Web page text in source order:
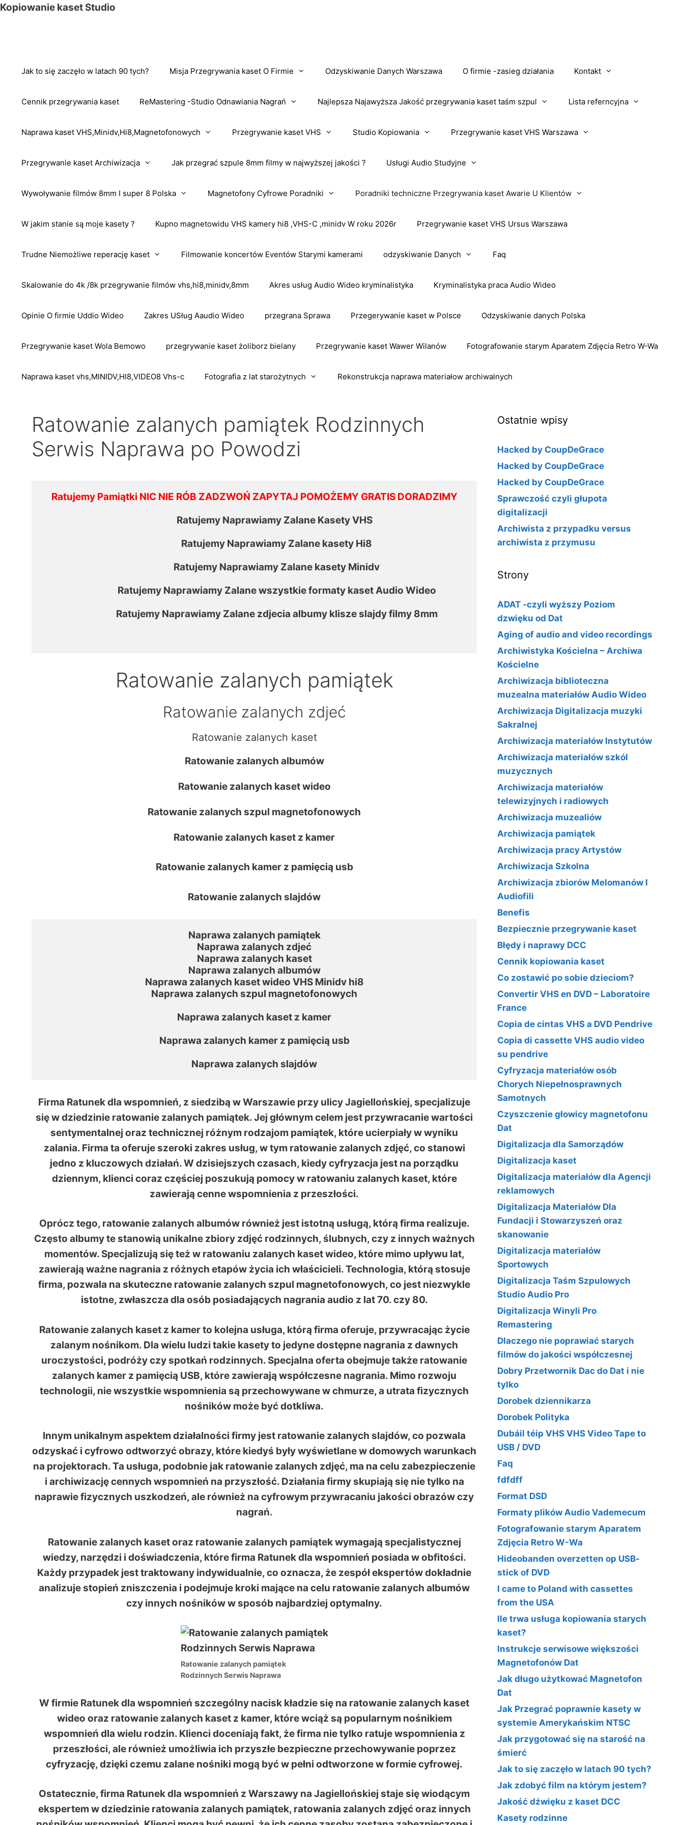
Kopiowanie kaset Studio
Jak to się zaczęło w latach 90 tych? Misja Przegrywania kaset O Firmie Odzyskiwanie Danych Warszawa O firmie -zasieg działania Kontakt
Cennik przegrywania kaset ReMastering -Studio Odnawiania Nagrań Najlepsza Najawyższa Jakość przegrywania kaset taśm szpul Lista referncyjna
Naprawa kaset VHS,Minidv,Hi8,Magnetofonowych Przegrywanie kaset VHS Studio Kopiowania Przegrywanie kaset VHS Warszawa
Przegrywanie kaset Archiwizacja Jak przegrać szpule 8mm filmy w najwyższej jakości ? Usługi Audio Studyjne
Wywoływanie filmów 8mm I super 8 Polska Magnetofony Cyfrowe Poradniki Poradniki techniczne Przegrywania kaset Awarie U Klientów
W jakim stanie są moje kasety ? Kupno magnetowidu VHS kamery hi8 ,VHS-C ,minidv W roku 2026r Przegrywanie kaset VHS Ursus Warszawa
Trudne Niemożliwe reperację kaset Filmowanie koncertów Eventów Starymi kamerami odzyskiwanie Danych Faq
Skalowanie do 4k /8k przegrywanie filmów vhs,hi8,minidv,8mm Akres usług Audio Wideo kryminalistyka Kryminalistyka praca Audio Wideo
Opinie O firmie Uddio Wideo Zakres USług Aaudio Wideo przegrana Sprawa Przegerywanie kaset w Polsce Odzyskiwanie danych Polska
Przegrywanie kaset Wola Bemowo przegrywanie kaset żoliborz bielany Przegrywanie kaset Wawer Wilanów Fotografowanie starym Aparatem Zdjęcia Retro W-Wa
Naprawa kaset vhs,MINIDV,HI8,VIDEO8 Vhs-c Fotografia z lat starożytnych Rekonstrukcja naprawa materiałow archiwalnych
Ratowanie zalanych pamiątek Rodzinnych
Serwis Naprawa po Powodzi
Ratujemy Pamiątki NIC NIE RÓB ZADZWOŃ ZAPYTAJ POMOŻEMY GRATIS DORADZIMY
Ratujemy Naprawiamy Zalane Kasety VHS
Ratujemy Naprawiamy Zalane kasety Hi8
Ratujemy Naprawiamy Zalane kasety Minidv
Ratujemy Naprawiamy Zalane wszystkie formaty kaset Audio Wideo
Ratujemy Naprawiamy Zalane zdjecia albumy klisze slajdy filmy 8mm
Ratowanie zalanych pamiątek
Ratowanie zalanych zdjeć
Ratowanie zalanych kaset
Ratowanie zalanych albumów
Ratowanie zalanych kaset wideo
Ratowanie zalanych szpul magnetofonowych
Ratowanie zalanych kaset z kamer
Ratowanie zalanych kamer z pamięcią usb
Ratowanie zalanych slajdów
Naprawa zalanych pamiątek
Naprawa zalanych zdjeć
Naprawa zalanych kaset
Naprawa zalanych albumów
Naprawa zalanych kaset wideo VHS Minidv hi8
Naprawa zalanych szpul magnetofonowych
Naprawa zalanych kaset z kamer
Naprawa zalanych kamer z pamięcią usb
Naprawa zalanych slajdów
Firma Ratunek dla wspomnień, z siedzibą w Warszawie przy ulicy Jagiellońskiej, specjalizuje
się w dziedzinie ratowanie zalanych pamiątek. Jej głównym celem jest przywracanie wartości
sentymentalnej oraz technicznej różnym rodzajom pamiątek, które ucierpiały w wyniku
zalania. Firma ta oferuje szeroki zakres usług, w tym ratowanie zalanych zdjęć, co stanowi
jedno z kluczowych działań. W dzisiejszych czasach, kiedy cyfryzacja jest na porządku
dziennym, klienci coraz częściej poszukują pomocy w ratowaniu zalanych kaset, które
zawierają cenne wspomnienia z przeszłości.
Oprócz tego, ratowanie zalanych albumów również jest istotną usługą, którą firma realizuje.
Często albumy te stanowią unikalne zbiory zdjęć rodzinnych, ślubnych, czy z innych ważnych
momentów. Specjalizują się też w ratowaniu zalanych kaset wideo, które mimo upływu lat,
zawierają ważne nagrania z różnych etapów życia ich właścicieli. Technologia, którą stosuje
firma, pozwala na skuteczne ratowanie zalanych szpul magnetofonowych, co jest niezwykle
istotne, zwłaszcza dla osób posiadających nagrania audio z lat 70. czy 80.
Ratowanie zalanych kaset z kamer to kolejna usługa, którą firma oferuje, przywracając życie
zalanym nośnikom. Dla wielu ludzi takie kasety to jedyne dostępne nagrania z dawnych
uroczystości, podróży czy spotkań rodzinnych. Specjalna oferta obejmuje także ratowanie
zalanych kamer z pamięcią USB, które zawierają współczesne nagrania. Mimo rozwoju
technologii, nie wszystkie wspomnienia są przechowywane w chmurze, a utrata fizycznych
nośników może być dotkliwa.
Innym unikalnym aspektem działalności firmy jest ratowanie zalanych slajdów, co pozwala
odzyskać i cyfrowo odtworzyć obrazy, które kiedyś były wyświetlane w domowych warunkach
na projektorach. Ta usługa, podobnie jak ratowanie zalanych zdjęć, ma na celu zabezpieczenie
i archiwizację cennych wspomnień na przyszłość. Działania firmy skupiają się nie tylko na
naprawie fizycznych uszkodzeń, ale również na cyfrowym przywracaniu jakości obrazów czy
nagrań.
Ratowanie zalanych kaset oraz ratowanie zalanych pamiątek wymagają specjalistycznej
wiedzy, narzędzi i doświadczenia, które firma Ratunek dla wspomnień posiada w obfitości.
Każdy przypadek jest traktowany indywidualnie, co oznacza, że zespół ekspertów dokładnie
analizuje stopień zniszczenia i podejmuje kroki mające na celu ratowanie zalanych albumów
czy innych nośników w sposób najbardziej optymalny.
Ratowanie zalanych pamiątek
Rodzinnych Serwis Naprawa
W firmie Ratunek dla wspomnień szczególny nacisk kładzie się na ratowanie zalanych kaset
wideo oraz ratowanie zalanych kaset z kamer, które wciąż są popularnym nośnikiem
wspomnień dla wielu rodzin. Klienci doceniają fakt, że firma nie tylko ratuje wspomnienia z
przeszłości, ale również umożliwia ich przyszłe bezpieczne przechowywanie poprzez
cyfryzację, dzięki czemu zalane nośniki mogą być w pełni odtworzone w formie cyfrowej.
Ostatecznie, firma Ratunek dla wspomnień z Warszawy na Jagiellońskiej staje się wiodącym
ekspertem w dziedzinie ratowania zalanych pamiątek, ratowania zalanych zdjęć oraz innych
Ostatnie wpisy
Hacked by CoupDeGrace
Hacked by CoupDeGrace
Hacked by CoupDeGrace
Sprawczość czyli głupota
digitalizacji
Archiwista z przypadku versus
archiwista z przymusu
Strony
ADAT -czyli wyższy Poziom
dzwięku od Dat
Aging of audio and video recordings
Archiwistyka Kościelna – Archiwa
Kościelne
Archiwizacja biblioteczna
muzealna materiałów Audio Wideo
Archiwizacja Digitalizacja muzyki
Sakralnej
Archiwizacja materiałów Instytutów
Archiwizacja materiałów szkól
muzycznych
Archiwizacja materiałów
telewizyjnych i radiowych
Archiwizacja muzealiów
Archiwizacja pamiątek
Archiwizacja pracy Artystów
Archiwizacja Szkolna
Archiwizacja zbiorów Melomanów I
Audiofili
Benefis
Bezpiecznie przegrywanie kaset
Błędy i naprawy DCC
Cennik kopiowania kaset
Co zostawić po sobie dzieciom?
Convertir VHS en DVD – Laboratoire
France
Copia de cintas VHS a DVD Pendrive
Copia di cassette VHS audio video
su pendrive
Cyfryzacja materiałów osób
Chorych Niepełnosprawnych
Samotnych
Czyszczenie głowicy magnetofonu
Dat
Digitalizacja dla Samorządów
Digitalizacja kaset
Digitalizacja materiałów dla Agencji
reklamowych
Digitalizacja Materiałów Dla
Fundacji i Stowarzyszeń oraz
skanowanie
Digitalizacja materiałów
Sportowych
Digitalizacja Taśm Szpulowych
Studio Audio Pro
Digitalizacja Winyli Pro
Remastering
Dlaczego nie poprawiać starych
filmów do jakości współczesnej
Dobry Przetwornik Dac do Dat i nie
tylko
Dorobek dziennikarza
Dorobek Polityka
Dubáil téip VHS VHS Video Tape to
USB / DVD
Faq
fdfdff
Format DSD
Formaty plików Audio Vademecum
Fotografowanie starym Aparatem
Zdjęcia Retro W-Wa
Hideobanden overzetten op USB-
stick of DVD
I came to Poland with cassettes
from the USA
Ile trwa usługa kopiowania starych
kaset?
Instrukcje serwisowe większości
Magnetofonów Dat
Jak długo użytkować Magnetofon
Dat
Jak Przegrać poprawnie kasety w
systemie Amerykańskim NTSC
Jak przygotować się na starość na
śmierć
Jak to się zaczęło w latach 90 tych?
Jak zdobyć film na którym jestem?
Jakość dźwięku z kaset DCC
Kasety rodzinne